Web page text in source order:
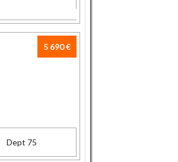
5 690 €
Dept 75